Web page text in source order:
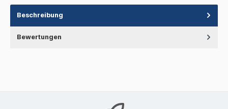
Beschreibung
Bewertungen